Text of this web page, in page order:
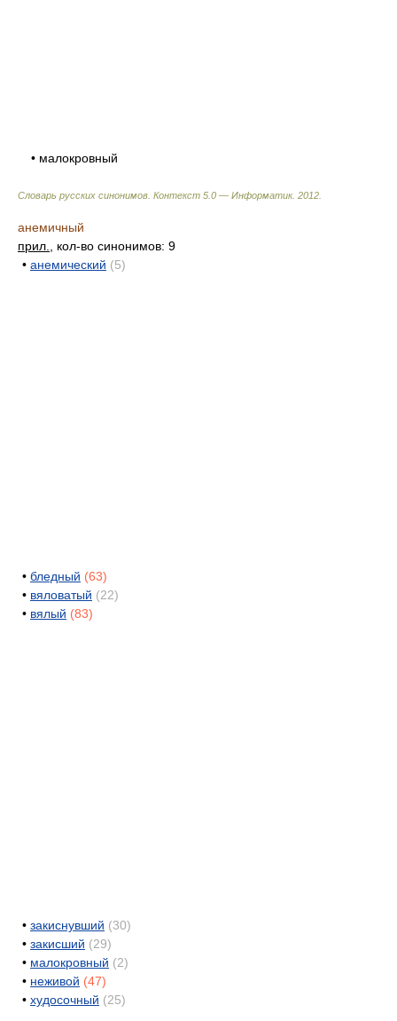
• малокровный
Словарь русских синонимов. Контекст 5.0 — Информатик. 2012
анемичный
прил.
, кол-во синонимов: 9
• анемический (5)
• бледный (63)
• вяловатый (22)
• вялый (83)
• закиснувший (30)
• закисший (29)
• малокровный (2)
• неживой (47)
• худосочный (25)